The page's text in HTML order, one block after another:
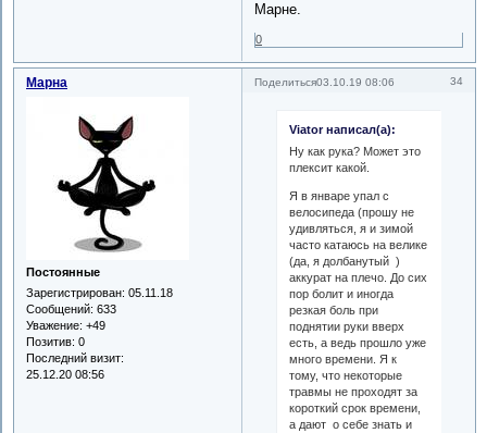
Марне.
0
Поделиться 34
03.10.19 08:06
Марна
Постоянные
Зарегистрирован: 05.11.18
Сообщений: 633
Уважение: +49
Позитив: 0
Последний визит:
25.12.20 08:56
Viator написал(а):
Ну как рука? Может это
плексит какой.
Я в январе упал с
велосипеда (прошу не
удивляться, я и зимой
часто катаюсь на велике
(да, я долбанутый )
аккурат на плечо. До сих
пор болит и иногда
резкая боль при
поднятии руки вверх
есть, а ведь прошло уже
много времени. Я к
тому, что некоторые
травмы не проходят за
короткий срок времени,
а дают о себе знать и